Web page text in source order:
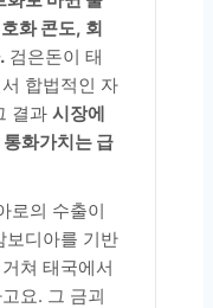
화 콘도, 회
검은돈이 태
합법적인 자
결과 시장에
화가치는 급
로의 수출이
보디아를 기반
쳐 태국에서
요. 그 금괴